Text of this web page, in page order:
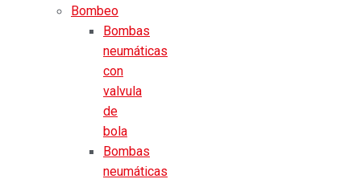
Bombeo
Bombas
neumáticas
con
valvula
de
bola
Bombas
neumáticas